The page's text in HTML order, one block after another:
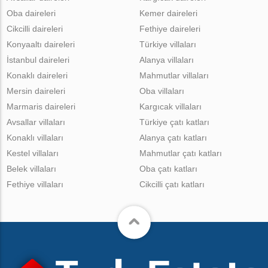
Oba daireleri
Cikcilli daireleri
Kemer daireleri
Fethiye daireleri
Konyaaltı daireleri
İstanbul daireleri
Konaklı daireleri
Mersin daireleri
Marmaris daireleri
Türkiye villaları
Alanya villaları
Mahmutlar villaları
Oba villaları
Kargıcak villaları
Avsallar villaları
Konaklı villaları
Kestel villaları
Belek villaları
Fethiye villaları
Türkiye çatı katları
Alanya çatı katları
Mahmutlar çatı katları
Oba çatı katları
Cikcilli çatı katları